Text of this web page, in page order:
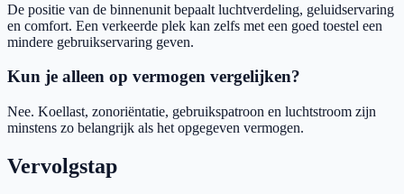
De positie van de binnenunit bepaalt luchtverdeling, geluidservaring
en comfort. Een verkeerde plek kan zelfs met een goed toestel een
mindere gebruikservaring geven.
Kun je alleen op vermogen vergelijken?
Nee. Koellast, zonoriëntatie, gebruikspatroon en luchtstroom zijn
minstens zo belangrijk als het opgegeven vermogen.
Vervolgstap